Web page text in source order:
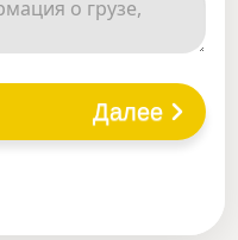
Далее